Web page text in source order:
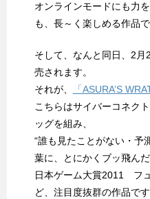
オンラインモードにも力
も、長～く楽しめる作品で
そして、なんと同日、2
売されます。
それが、
「ASURA’S
こちらはサイバーコネク
ッグを組み、
“誰も見たことがない・予
葉に、とにかくブッ飛ん
日本ゲーム大賞2011 フ
ど、注目度抜群の作品です